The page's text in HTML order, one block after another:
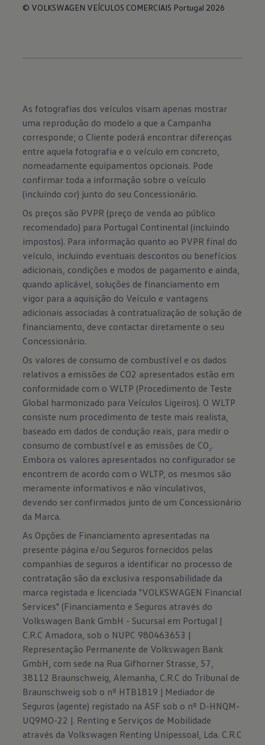
© VOLKSWAGEN VEÍCULOS COMERCIAIS Portugal 2026
As fotografias dos veículos visam apenas mostrar
uma reprodução do modelo a que a Campanha
corresponde; o Cliente poderá encontrar diferenças
entre aquela fotografia e o veículo em concreto,
nomeadamente equipamentos opcionais. Pode
confirmar toda a informação sobre o veículo
(incluindo cor) junto do seu Concessionário.
Os preços são PVPR (preço de venda ao público
recomendado) para Portugal Continental (incluindo
impostos). Para informação quanto ao PVPR final do
veículo, incluindo eventuais descontos ou benefícios
adicionais, condições e modos de pagamento e ainda,
quando aplicável, soluções de financiamento em
vigor para a aquisição do Veículo e vantagens
adicionais associadas à contratualização de solução de
financiamento, deve contactar diretamente o seu
Concessionário.
Os valores de consumo de combustível e os dados
relativos a emissões de CO2 apresentados estão em
conformidade com o WLTP (Procedimento de Teste
Global harmonizado para Veículos Ligeiros). O WLTP
consiste num procedimento de teste mais realista,
baseado em dados de condução reais, para medir o
consumo de combustível e as emissões de CO 2.
Embora os valores apresentados no configurador se
encontrem de acordo com o WLTP, os mesmos são
meramente informativos e não vinculativos,
devendo ser confirmados junto de um Concessionário
da Marca.
As Opções de Financiamento apresentadas na
presente página e/ou Seguros fornecidos pelas
companhias de seguros a identificar no processo de
contratação são da exclusiva responsabilidade da
marca registada e licenciada "VOLKSWAGEN Financial
Services" (Financiamento e Seguros através do
Volkswagen Bank GmbH - Sucursal em Portugal |
C.R.C Amadora, sob o NUPC 980463653 |
Representação Permanente de Volkswagen Bank
GmbH, com sede na Rua Gifhorner Strasse, 57,
38112 Braunschweig, Alemanha, C.R.C do Tribunal de
Braunschweig sob o nº HTB1819 | Mediador de
Seguros (agente) registado na ASF sob o nº D-HNQM-
UQ9MO-22 |. Renting e Serviços de Mobilidade
através da Volkswagen Renting Unipessoal, Lda. C.R.C